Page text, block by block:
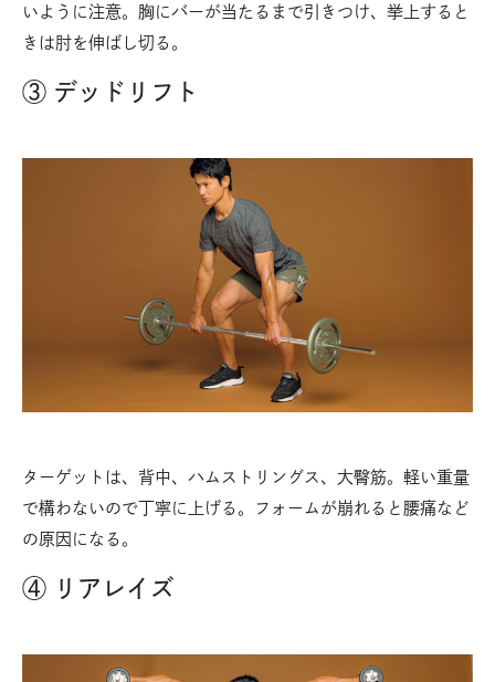
いように注意。胸にバーが当たるまで引きつけ、挙上すると
きは肘を伸ばし切る。
③ デッドリフト
ターゲットは、背中、ハムストリングス、大臀筋。軽い重量
で構わないので丁寧に上げる。フォームが崩れると腰痛など
の原因になる。
④ リアレイズ